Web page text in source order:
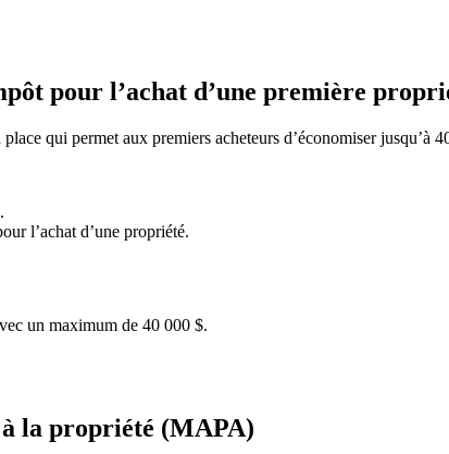
pour l’achat d’une première
qui permet aux premiers acheteurs d’économiser jusqu’à
l’achat d’une propriété.
un maximum de 40 000 $.
la propriété (MAPA)